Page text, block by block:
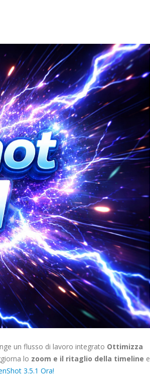
un flusso di lavoro integrato Ottimizza
lo zoom e il ritaglio della timeline e
3.5.1 Ora!